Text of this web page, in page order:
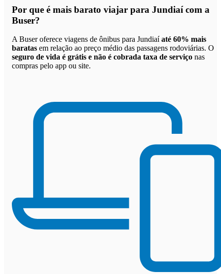
Por que é mais barato viajar para Jundiaí com a
Buser?
A Buser oferece viagens de ônibus para Jundiaíaté 60% mais
baratas em relação ao preço médio das passagens rodoviárias. O
seguro de vida é grátis e não é cobrada taxa de serviço nas
compras pelo app ou site.